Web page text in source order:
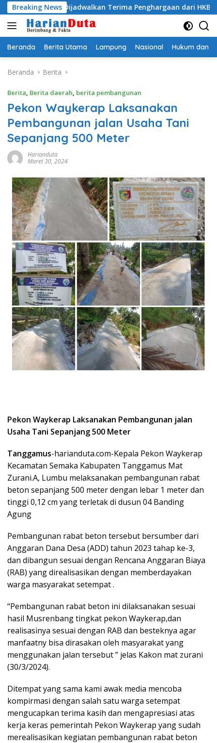
Langsung
ke
konten
Breaking News
Dijadwalkan Terima Penghargaan dari HKBP Lampung
Beranda Berita Utama Lampung Nasional Hukum dan
Beranda Berita
Berita, Berita daerah, berita pembangunan
Pekon Waykerap Laksanakan
Pembangunan jalan Usaha Tani
Sepanjang 500 Meter
Harianduta
Maret 30, 2024
Pekon Waykerap Laksanakan Pembangunan jalan
Usaha Tani Sepanjang 500 Meter
Tanggamus-harianduta.com-Kepala Pekon Waykerap
Kecamatan Semaka Kabupaten Tanggamus Mat
Zurani.A, Lumbu melaksanakan pembangunan rabat
beton sepanjang 500 meter dengan lebar 1 meter dan
tinggi 0,12 cm yang terletak di dusun 04 Banding
Agung
Pembangunan rabat beton tersebut bersumber dari
Anggaran Dana Desa (ADD) tahun 2023 tahap ke-3,
dan dibangun sesuai dengan Rencana Anggaran Biaya
(RAB) yang direalisasikan dengan memberdayakan
warga masyarakat setempat .
“Pembangunan rabat beton ini dilaksanakan sesuai
hasil Musrenbang tingkat pekon Waykerap,dan
realisasinya sesuai dengan RAB dan besteknya agar
manfaatny bisa dirasakan oleh masyarakat yang
menggunakan jalan tersebut ” jelas Kakon mat zurani
(30/3/2024).
Ditempat yang sama kami awak media mencoba
kompirmasi dengan salah satu warga setempat
mengucapkan terima kasih dan mengapresiasi atas
kerja keras pemerintah Pekon Waykerap yang sudah
merealisasikan kegiatan pembangunan rabat beton